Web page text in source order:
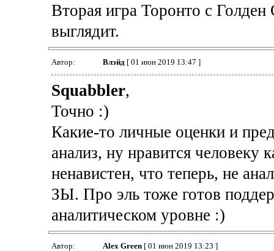
Вторая игра Торонто с Голден
выглядит.
Автор: Влэйд[ 01 июн 2019 13:47 ]
Squabbler,
Точно :)
Какие-то личные оценки и
анализ, ну нравится
ненавистен, что теперь, не
ЗЫ. Про эль тоже готов
аналитическом уровне :)
Автор: Alex Green[ 01 июн 2019 13:23 ]